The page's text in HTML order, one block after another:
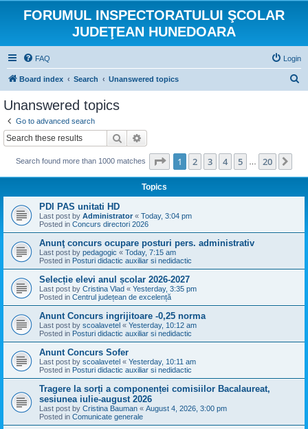
FORUMUL INSPECTORATULUI ŞCOLAR
JUDEŢEAN HUNEDOARA
FAQ Login
Board index Search Unanswered topics
Unanswered topics
Go to advanced search
Search
Search found more than 1000 matches Page 1of 20
1 2 3 4 5 20
Topics
PDI PAS unitati HD
Last post by Administrator « Today, 3:04 pm
Posted in Concurs directori 2026
Anunţ concurs ocupare posturi pers. administrativ
Last post by pedagogic « Today, 7:15 am
Posted in Posturi didactic auxiliar si nedidactic
Selecție elevi anul școlar 2026-2027
Last post by Cristina Vlad « Yesterday, 3:35 pm
Posted in Centrul județean de excelență
Anunt Concurs ingrijitoare -0,25 norma
Last post by scoalavetel « Yesterday, 10:12 am
Posted in Posturi didactic auxiliar si nedidactic
Anunt Concurs Sofer
Last post by scoalavetel « Yesterday, 10:11 am
Posted in Posturi didactic auxiliar si nedidactic
Tragere la sorți a componenței comisiilor Bacalaureat,
sesiunea iulie-august 2026
Last post by Cristina Bauman « August 4, 2026, 3:00 pm
Posted in Comunicate generale